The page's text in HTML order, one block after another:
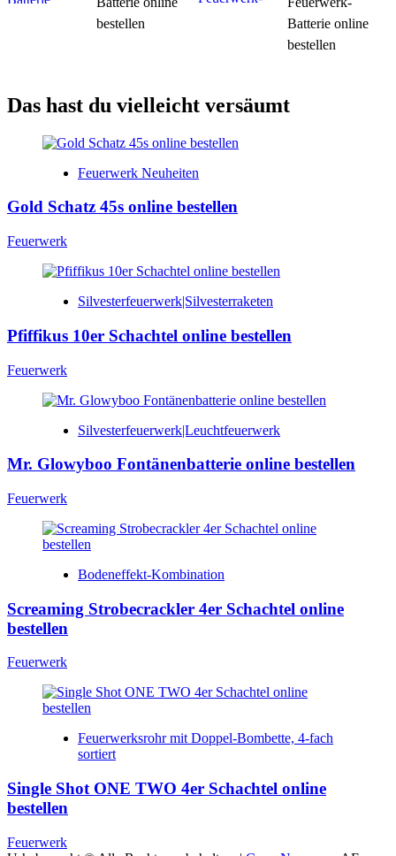
bestellen
Batterie online
bestellen
Das hast du vielleicht versäumt
Feuerwerk Neuheiten
Gold Schatz 45s online bestellen
Feuerwerk
Silvesterfeuerwerk|Silvesterraketen
Pfiffikus 10er Schachtel online bestellen
Feuerwerk
Silvesterfeuerwerk|Leuchtfeuerwerk
Mr. Glowyboo Fontänenbatterie online bestellen
Feuerwerk
Bodeneffekt-Kombination
Screaming Strobecrackler 4er Schachtel online
bestellen
Feuerwerk
Feuerwerksrohr mit Doppel-Bombette, 4-fach
sortiert
Single Shot ONE TWO 4er Schachtel online
bestellen
Feuerwerk